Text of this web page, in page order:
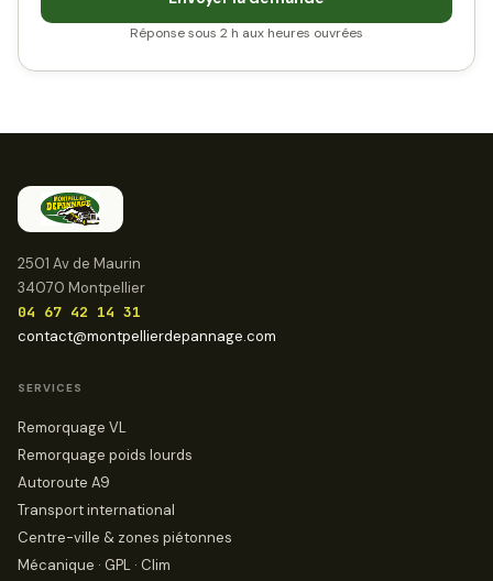
Réponse sous 2 h aux heures ouvrées
2501 Av de Maurin
34070 Montpellier
04 67 42 14 31
contact@montpellierdepannage.com
SERVICES
Remorquage VL
Remorquage poids lourds
Autoroute A9
Transport international
Centre-ville & zones piétonnes
Mécanique · GPL · Clim